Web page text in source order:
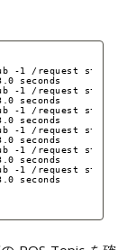
-1 /request std_msgs
seconds
-1 /request std_msgs
seconds
-1 /request std_msgs
seconds
-1 /request std_msgs
seconds
-1 /request std_msgs
seconds
-1 /request std_msgs
seconds